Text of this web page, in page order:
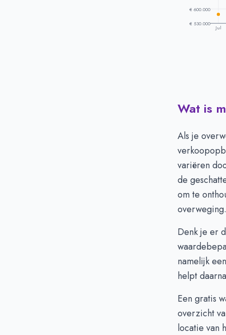
€ 600.000
€ 530.000
Jul
Juli
Augustus
September
Oktober
-
November
-
December
-
Januari
-
Maart
April
Mei
-
Juni
Wat is
Als je
variëren
de
om te
overweging.
Denk je er
namelijk
helpt
Een gratis
overzicht
locatie van